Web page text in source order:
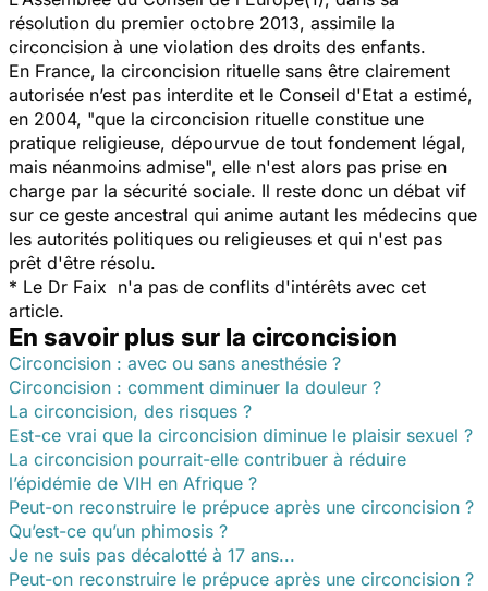
résolution du premier octobre 2013, assimile la
circoncision à une violation des droits des enfants.
En France, la circoncision rituelle sans être clairement
autorisée n’est pas interdite et le Conseil d'Etat a estimé,
en 2004, "que la circoncision rituelle constitue une
pratique religieuse, dépourvue de tout fondement légal,
mais néanmoins admise", elle n'est alors pas prise en
charge par la sécurité sociale. Il reste donc un débat vif
sur ce geste ancestral qui anime autant les médecins que
les autorités politiques ou religieuses et qui n'est pas
prêt d'être résolu.
* Le Dr Faix n'a pas de conflits d'intérêts avec cet
article.
En savoir plus sur la circoncision
Circoncision : avec ou sans anesthésie ?
Circoncision : comment diminuer la douleur ?
La circoncision, des risques ?
Est-ce vrai que la circoncision diminue le plaisir sexuel ?
La circoncision pourrait-elle contribuer à réduire
l’épidémie de VIH en Afrique ?
Peut-on reconstruire le prépuce après une circoncision ?
Qu’est-ce qu’un phimosis ?
Je ne suis pas décalotté à 17 ans...
Peut-on reconstruire le prépuce après une circoncision ?